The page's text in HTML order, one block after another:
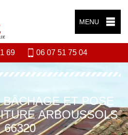
MENU
69 06 07 51 75 04
ET POSE
ARBOUSSOLS
66320